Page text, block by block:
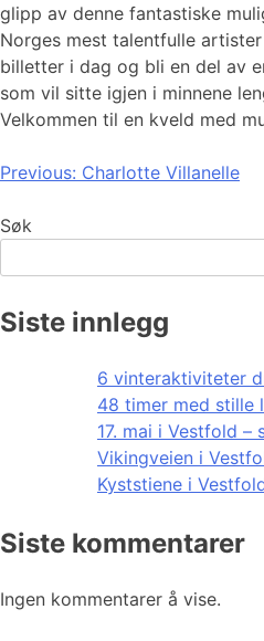
glipp av denne fantastiske
Norges mest talentfulle
billetter i dag og bli en del av
som vil sitte igjen i minnene
Velkommen til en kveld med
Innleggsnavigasjon
Previous: Charlotte Villanelle
Søk
Siste innlegg
6 vinteraktiviteter
48 timer med stille
17. mai i Vestfold –
Vikingveien i
Kyststiene i
Siste kommentarer
Ingen kommentarer å vise.